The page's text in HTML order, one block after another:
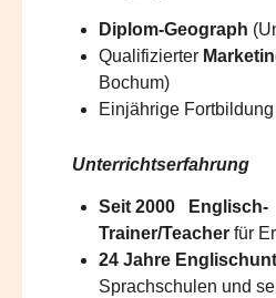
Diplom-Geograph
Qualifizierter
Bochum)
Einjährige Fortbildung
Unterrichtserfahrung
Seit 2000 Englisch-
Trainer/Teacherfür
24 Jahre
Sprachschulen und